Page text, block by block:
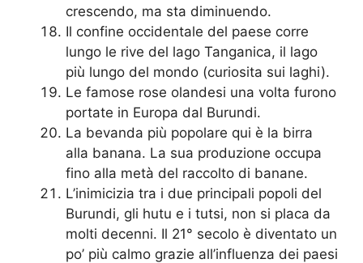
crescendo, ma sta diminuendo.
Il confine occidentale del paese corre
lungo le rive del lago Tanganica, il lago
più lungo del mondo (curiosita sui laghi).
Le famose rose olandesi una volta furono
portate in Europa dal Burundi.
La bevanda più popolare qui è la birra
alla banana. La sua produzione occupa
fino alla metà del raccolto di banane.
L’inimicizia tra i due principali popoli del
Burundi, gli hutu e i tutsi, non si placa da
molti decenni. Il 21° secolo è diventato un
po’ più calmo grazie all’influenza dei paesi